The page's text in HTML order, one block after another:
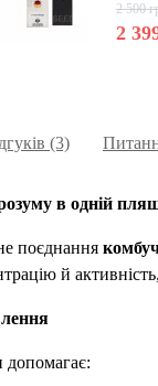
2 500
2
(3)
в одній
поєднання
й
допомагає: